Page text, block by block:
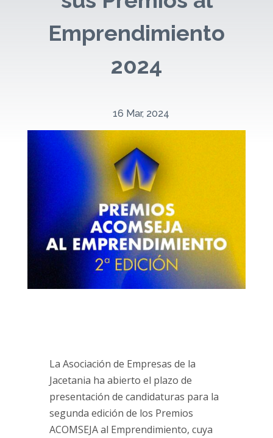
Emprendimiento
2024
16 Mar, 2024
La Asociación de Empresas de la
Jacetania ha abierto el plazo de
presentación de candidaturas para la
segunda edición de los Premios
ACOMSEJA al Emprendimiento, cuya